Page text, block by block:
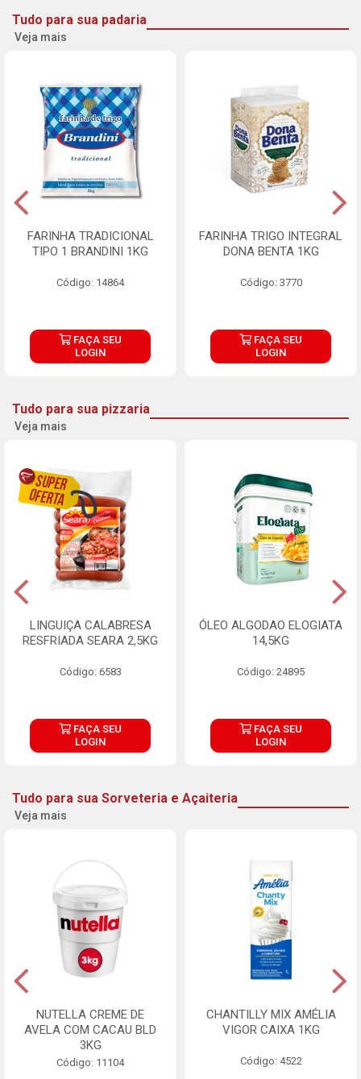
Tudo para sua padaria
Veja mais
FARINHA TRADICIONAL
TIPO 1 BRANDINI 1KG
Código: 14864
FAÇA SEU
LOGIN
FARINHA TRIGO INTEGRAL
DONA BENTA 1KG
Código: 3770
FAÇA SEU
LOGIN
Tudo para sua pizzaria
Veja mais
LINGUIÇA CALABRESA
RESFRIADA SEARA 2,5KG
Código: 6583
FAÇA SEU
LOGIN
ÓLEO ALGODAO ELOGIATA
14,5KG
Código: 24895
FAÇA SEU
LOGIN
Tudo para sua Sorveteria e Açaiteria
Veja mais
NUTELLA CREME DE
AVELA COM CACAU BLD
3KG
Código: 11104
CHANTILLY MIX AMÉLIA
VIGOR CAIXA 1KG
Código: 4522